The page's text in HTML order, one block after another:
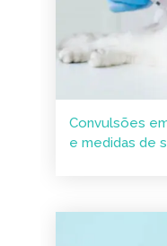
Convulsões
e medidas de